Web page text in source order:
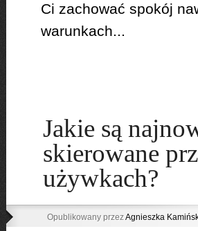
Ci zachować spokój
warunkach...
Jakie są
skierowane
używkach?
Opublikowany przezAgnieszka